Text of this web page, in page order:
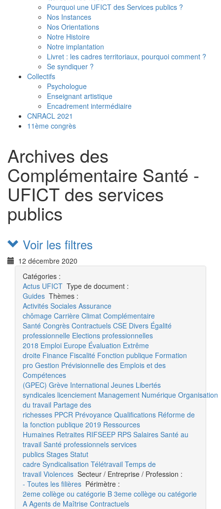
Pourquoi une UFICT des Services publics ?
Nos Instances
Nos Orientations
Notre Histoire
Notre implantation
Livret : les cadres territoriaux, pourquoi comment ?
Se syndiquer ?
Collectifs
Psychologue
Enseignant artistique
Encadrement intermédiaire
CNRACL 2021
11ème congrès
Archives des
Complémentaire Santé -
UFICT des services
publics
Voir les filtres
12 décembre 2020
Catégories :
Actus UFICT Type de document :
Guides Thèmes :
Activités Sociales Assurance
chômage Carrière Climat Complémentaire
Santé Congrès Contractuels CSE Divers Égalité
professionnelle Elections professionnelles
2018 Emploi Europe Évaluation Extrême
droite Finance Fiscalité Fonction publique Formation
pro Gestion Prévisionnelle des Emplois et des
Compétences
(GPEC) Grève International Jeunes Libertés
syndicales licenciement Management Numérique Organisation
du travail Partage des
richesses PPCR Prévoyance Qualifications Réforme de
la fonction publique 2019 Ressources
Humaines Retraites RIFSEEP RPS Salaires Santé au
travail Santé professionnels services
publics Stages Statut
cadre Syndicalisation Télétravail Temps de
travail Violences Secteur / Entreprise / Profession :
- Toutes les filières Périmètre :
2eme collège ou catégorie B 3eme collège ou catégorie
A Agents de Maîtrise Contractuels